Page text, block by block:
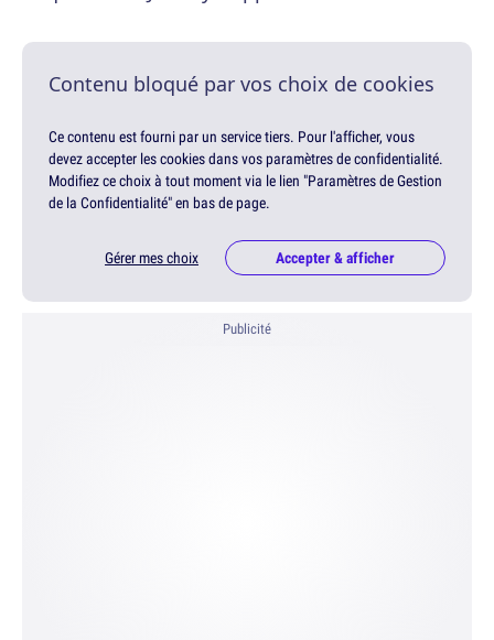
Contenu bloqué par vos choix de cookies
Ce contenu est fourni par un service tiers. Pour l'afficher, vous
devez accepter les cookies dans vos paramètres de confidentialité.
Modifiez ce choix à tout moment via le lien "Paramètres de Gestion
de la Confidentialité" en bas de page.
Gérer mes choix Accepter & afficher
Publicité